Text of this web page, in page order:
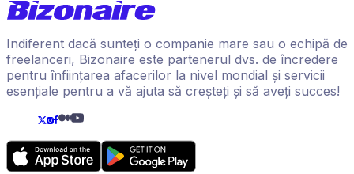
Indiferent dacă sunteți o companie mare sau o echipă de
freelanceri, Bizonaire este partenerul dvs. de încredere
pentru înființarea afacerilor la nivel mondial și servicii
esențiale pentru a vă ajuta să creșteți și să aveți succes!